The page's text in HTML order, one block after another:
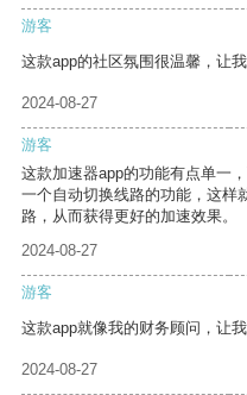
游客
这款app的社区氛围很温馨，让
2024-08-27
游客
这款加速器app的功能有点单一
一个自动切换线路的功能，这样
路，从而获得更好的加速效果。
2024-08-27
游客
这款app就像我的财务顾问，让我
2024-08-27